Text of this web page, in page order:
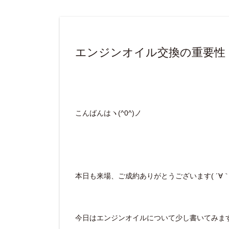
エンジンオイル交換の重要性
こんばんはヽ(^0^)ノ
本日も来場、ご成約ありがとうございます( ´∀
今日はエンジンオイルについて少し書いてみま